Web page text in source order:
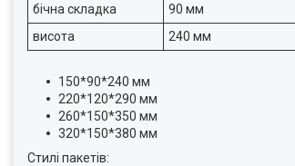
бічна складка
90 мм
висота
240 мм
150*90*240 мм
220*120*290 мм
260*150*350 мм
320*150*380 мм
Стилі пакетів: